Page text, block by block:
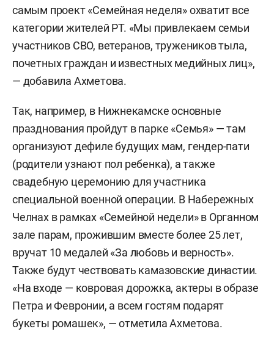
самым проект «Семейная неделя» охватит все
категории жителей РТ. «Мы привлекаем семьи
участников СВО, ветеранов, тружеников тыла,
почетных граждан и известных медийных лиц»,
— добавила Ахметова.
Так, например, в Нижнекамске основные
празднования пройдут в парке «Семья» — там
организуют дефиле будущих мам, гендер-пати
(родители узнают пол ребенка), а также
свадебную церемонию для участника
специальной военной операции. В Набережных
Челнах в рамках «Семейной недели» в Органном
зале парам, прожившим вместе более 25 лет,
вручат 10 медалей «За любовь и верность».
Также будут чествовать камазовские династии.
«На входе — ковровая дорожка, актеры в образе
Петра и Февронии, а всем гостям подарят
букеты ромашек», — отметила Ахметова.